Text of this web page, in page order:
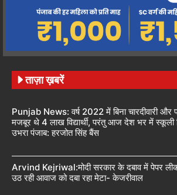
ताज़ा ख़बरें
Punjab News: वर्ष 2022 में बिना चारदीवारी
मजबूर थे 4 लाख विद्यार्थी, परंतु आज देश भर में स्कूली
उभरा पंजाब: हरजोत सिंह बैंस
Arvind Kejriwal:मोदी सरकार के दबाव में पेपर
उठ रही आवाज को दबा रहा मेटा- केजरीवाल